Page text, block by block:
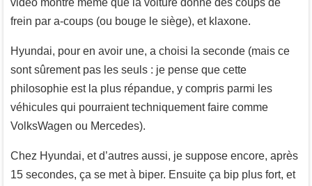
frein par a-coups (ou bouge le siège), et klaxone.
Hyundai, pour en avoir une, a choisi la seconde (mais ce
sont sûrement pas les seuls : je pense que cette
philosophie est la plus répandue, y compris parmi les
véhicules qui pourraient techniquement faire comme
VolksWagen ou Mercedes).
Chez Hyundai, et d’autres aussi, je suppose encore, après
15 secondes, ça se met à biper. Ensuite ça bip plus fort, et